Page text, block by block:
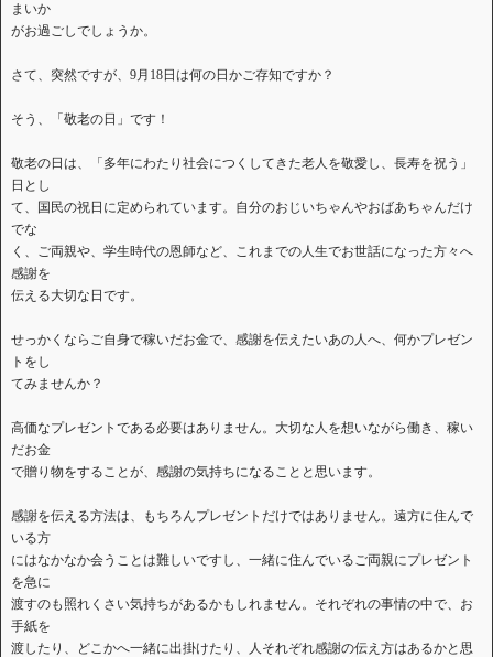
まいか
がお過ごしでしょうか。
さて、突然ですが、9月18日は何の日かご存知ですか？
そう、「敬老の日」です！
敬老の日は、「多年にわたり社会につくしてきた老人を敬愛し、長寿を祝う」
日とし
て、国民の祝日に定められています。自分のおじいちゃんやおばあちゃんだけ
でな
く、ご両親や、学生時代の恩師など、これまでの人生でお世話になった方々へ
感謝を
伝える大切な日です。
せっかくならご自身で稼いだお金で、感謝を伝えたいあの人へ、何かプレゼン
トをし
てみませんか？
高価なプレゼントである必要はありません。大切な人を想いながら働き、稼い
だお金
で贈り物をすることが、感謝の気持ちになることと思います。
感謝を伝える方法は、もちろんプレゼントだけではありません。遠方に住んで
いる方
にはなかなか会うことは難しいですし、一緒に住んでいるご両親にプレゼント
を急に
渡すのも照れくさい気持ちがあるかもしれません。それぞれの事情の中で、お
手紙を
渡したり、どこかへ一緒に出掛けたり、人それぞれ感謝の伝え方はあるかと思